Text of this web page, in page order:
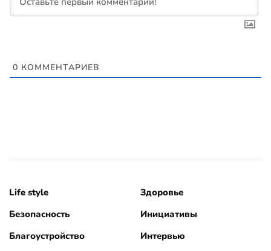
0 КОММЕНТАРИЕВ
Life style
Безопасность
Благоустройство
Здоровье
Инициативы
Интервью